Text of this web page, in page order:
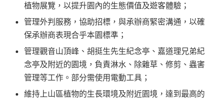
植物展覽，以提升園內的生態價值及遊客體驗；
管理外判服務，協助招標，與承辦商緊密溝通，以確
保承辦商表現合乎本園標準；
管理觀音山頂峰、胡挺生先生紀念亭、嘉道理兄弟紀
念亭及附近的園境，負責淋水、除雜草、修剪、蟲害
管理等工作。部分需使用電動工具；
維持上山區植物的生長環境及附近園境，達到最高的